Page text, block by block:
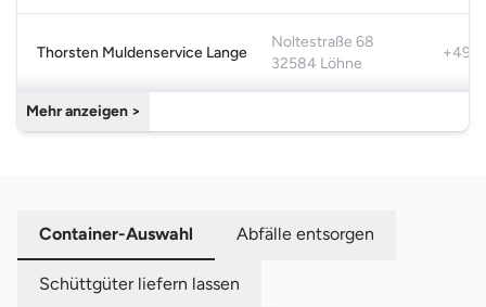
Thorsten Muldenservice Lange
Noltestraße 68
32584 Löhne
+49
Mehr anzeigen >
Container-Auswahl Abfälle entsorgen
Schüttgüter liefern lassen